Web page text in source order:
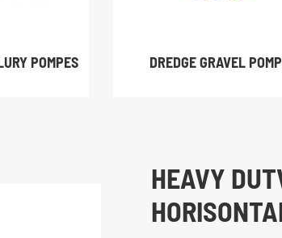
POMPES DREDGE GRAVEL
VERTIKALE
POMPES